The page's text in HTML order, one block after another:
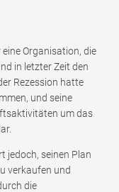
Organisation, die
in letzter Zeit den
Rezession hatte
und seine
um das
jedoch, seinen Plan
verkaufen und
die